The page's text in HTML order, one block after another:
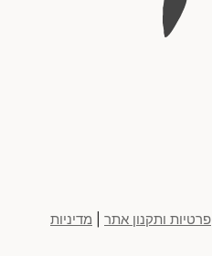
פרטיות ותקנון אתר
מדיניות